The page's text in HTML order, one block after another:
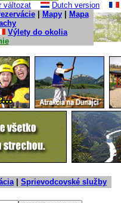
változat Dutch version
| Mapy|
Mapa
Výlety do okolia
| Sprievodcovské služby